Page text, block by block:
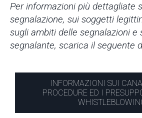
Per informazioni più dettagliate
segnalazione, sui soggetti
sugli ambiti delle segnalazioni e
segnalante, scarica il seguente
INFORMAZIONI SUI
PROCEDURE ED I